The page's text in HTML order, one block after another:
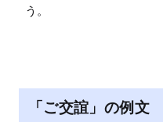
う。
「ご交誼」の例文